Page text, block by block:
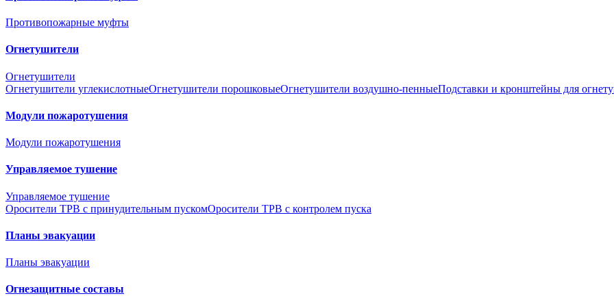
Противопожарные муфты
Огнетушители
Огнетушители
Огнетушители углекислотныеОгнетушители порошковыеОгнетушители воздушно-пенныеПодставки и кронштейны для
Модули пожаротушения
Модули пожаротушения
Управляемое тушение
Управляемое тушение
Оросители ТРВ с принудительным пускомОросители ТРВ с контролем пуска
Планы эвакуации
Планы эвакуации
Огнезащитные составы